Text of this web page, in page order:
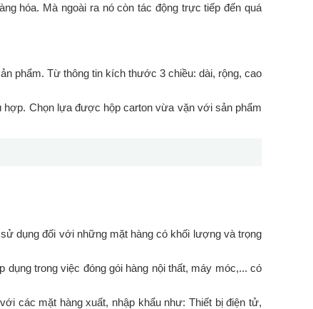
hóa. Mà ngoài ra nó còn tác động trực tiếp đến quá
phẩm. Từ thông tin kích thước 3 chiều: dài, rộng, cao
hợp. Chọn lựa được hộp carton vừa vặn với sản phẩm
dụng đối với những mặt hàng có khối lượng và trọng
trong việc đóng gói hàng nội thất, máy móc,... có
các mặt hàng xuất, nhập khẩu như: Thiết bị điện tử,